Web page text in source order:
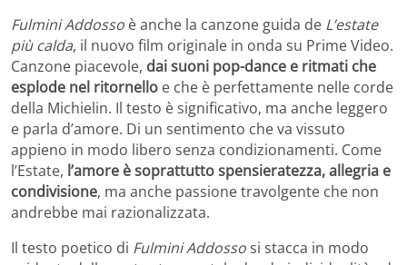
Fulmini Addosso è anche la canzone guida de L’estate
più calda, il nuovo film originale in onda su Prime Video.
Canzone piacevole, dai suoni pop-dance e ritmati che
esplode nel ritornello e che è perfettamente nelle corde
della Michielin. Il testo è significativo, ma anche leggero
e parla d’amore. Di un sentimento che va vissuto
appieno in modo libero senza condizionamenti. Come
l’Estate, l’amore è soprattutto spensieratezza, allegria e
condivisione, ma anche passione travolgente che non
andrebbe mai razionalizzata.
Il testo poetico di Fulmini Addossosi stacca in modo